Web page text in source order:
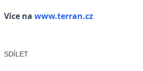
Více na www.terran.cz
SDÍLET